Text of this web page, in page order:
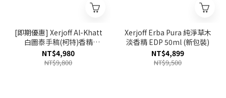
[即期優惠] Xerjoff Al-Khatt
白圖泰手稿(柯特)香精
PARFUM 50ml 效期至
2026.12
NT$4,980
NT$9,800
Xerjoff Erba Pura 純淨草木
淡香精 EDP 50ml (新包裝)
NT$4,899
NT$9,500